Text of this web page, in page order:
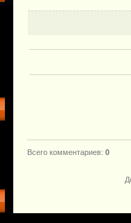
Всего комментариев: 0